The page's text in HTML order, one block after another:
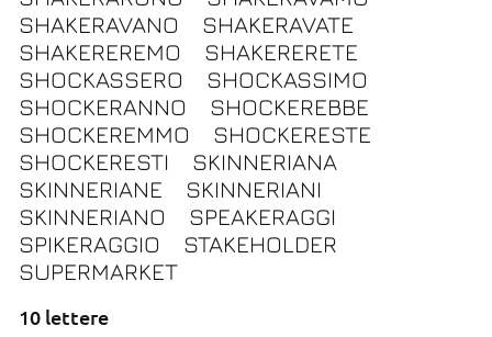
SHAKERAVANO
SHAKERAVATE
SHAKEREREMO
SHAKERERETE
SHOCKASSERO
SHOCKASSIMO
SHOCKERANNO
SHOCKEREBBE
SHOCKEREMMO
SHOCKERESTE
SHOCKERESTI
SKINNERIANA
SKINNERIANE
SKINNERIANI
SKINNERIANO
SPEAKERAGGI
SPIKERAGGIO
STAKEHOLDER
SUPERMARKET
10 lettere